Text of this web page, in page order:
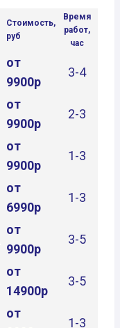
Стоимость,
руб
Время
работ,
час
от
9900р
3-4
от
9900р
2-3
от
9900р
1-3
от
6990р
1-3
от
9900р
3-5
от
14900р
3-5
от
1-3